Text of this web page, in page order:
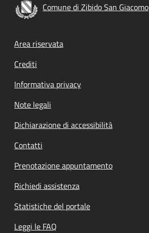
Comune di Zibido San Giacomo
Footer menu
Area riservata
Crediti
Informativa privacy
Note legali
Dichiarazione di accessibilità
Contatti
Prenotazione appuntamento
Richiedi assistenza
Statistiche del portale
Leggi le FAQ